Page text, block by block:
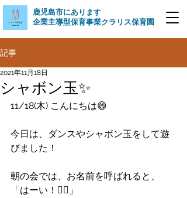
​鹿児島市にあります
企業主導型保育事業クラリス保育園
記事
シャボン玉✨
2021年11月18日
11/18(木) こんにちは😄
今日は、ダンスやシャボン玉をして遊
びました！
朝の会では、お名前を呼ばれると、
「はーい！🙋‍♀️」